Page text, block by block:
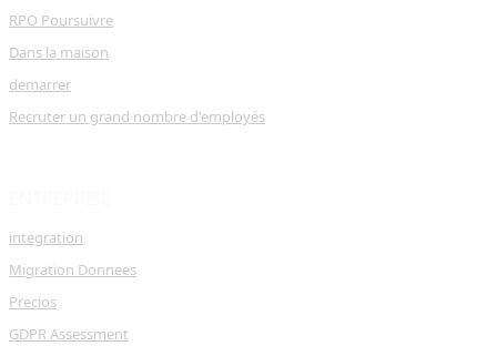
RPO Poursuivre
Dans la maison
demarrer
Recruter un grand nombre d'employés
integration
Migration Donnees
Precios
GDPR Assessment